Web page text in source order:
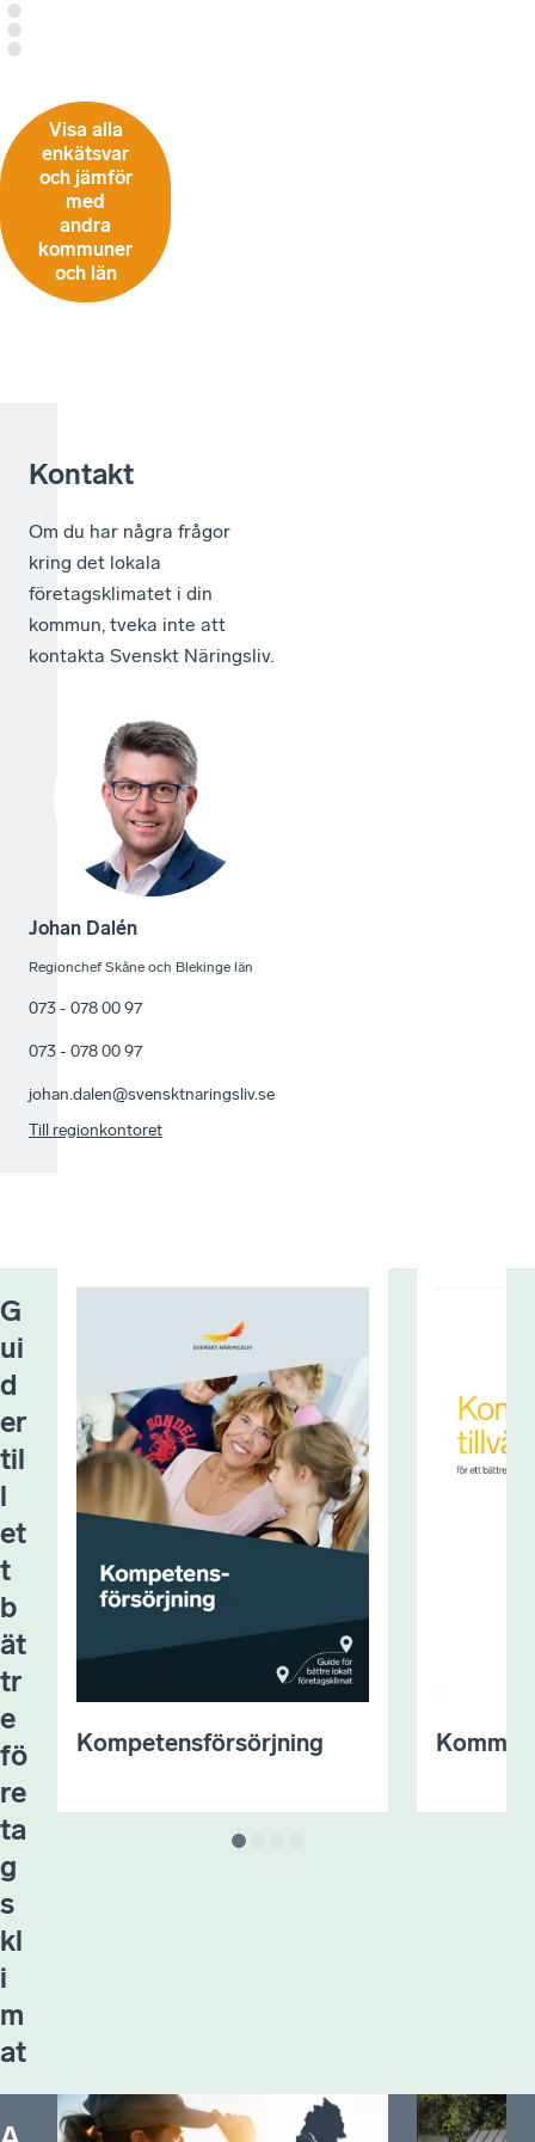
Visa alla
enkätsvar
och jämför
med
andra
kommuner
och län
Kontakt
Om du har några frågor
kring det lokala
företagsklimatet i din
kommun, tveka inte att
kontakta Svenskt Näringsliv.
Johan Dalén
Regionchef Skåne och Blekinge län
073 - 078 00 97
073 - 078 00 97
johan.dalen@svensktnaringsliv.se
Till regionkontoret
G
ui
d
er
til
l
et
t
b
ät
tr
e
fö
re
ta
g
s
kl
i
m
at
Kompetensförsörjning